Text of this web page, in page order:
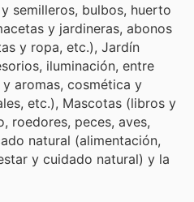
semilleros, bulbos, huerto
y jardineras, abonos
y ropa, etc.), Jardín
iluminación, entre
aromas, cosmética y
etc.), Mascotas (libros y
roedores, peces, aves,
natural (alimentación,
y cuidado natural) y la